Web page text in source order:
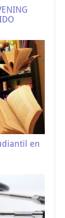
en